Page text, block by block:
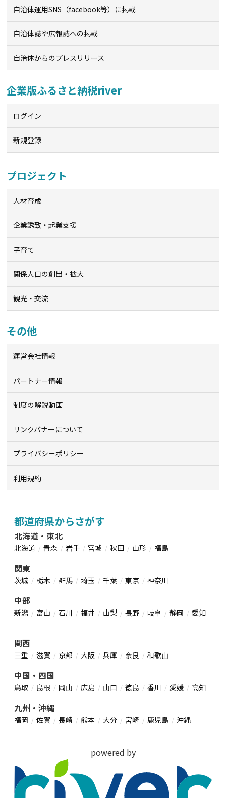
自治体運用SNS（facebook等）に掲載
自治体誌や広報誌への掲載
自治体からのプレスリリース
企業版ふるさと納税river
ログイン
新規登録
プロジェクト
人材育成
企業誘致・起業支援
子育て
関係人口の創出・拡大
観光・交流
その他
運営会社情報
パートナー情報
制度の解説動画
リンクバナーについて
プライバシーポリシー
利用規約
都道府県からさがす
北海道・東北
北海道 青森 岩手 宮城 秋田 山形 福島
関東
茨城 栃木 群馬 埼玉 千葉 東京 神奈川
中部
新潟 富山 石川 福井 山梨 長野 岐阜 静岡 愛知
関西
三重 滋賀 京都 大阪 兵庫 奈良 和歌山
中国・四国
鳥取 島根 岡山 広島 山口 徳島 香川 愛媛 高知
九州・沖縄
福岡 佐賀 長崎 熊本 大分 宮崎 鹿児島 沖縄
powered by